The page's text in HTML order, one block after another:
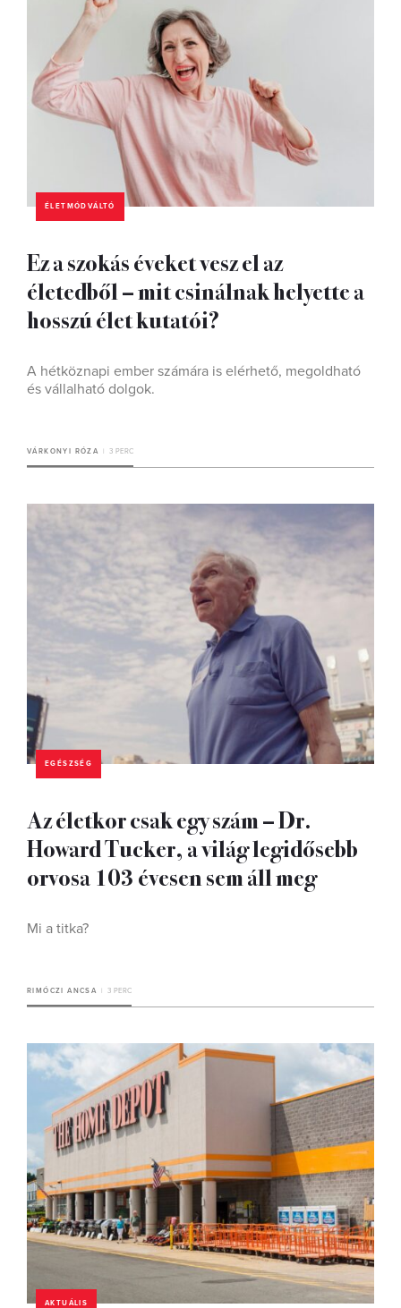
ÉLETMÓDVÁLTÓ
Ez a szokás éveket vesz el az
életedből – mit csinálnak helyette a
hosszú élet kutatói?
A hétköznapi ember számára is elérhető, megoldható
és vállalható dolgok.
VÁRKONYI RÓZA 3 PERC
EGÉSZSÉG
Az életkor csak egy szám – Dr.
Howard Tucker, a világ legidősebb
orvosa 103 évesen sem áll meg
Mi a titka?
RIMÓCZI ANCSA 3 PERC
AKTUÁLIS